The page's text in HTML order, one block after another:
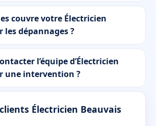
couvre votre Électricien
les dépannages ?
l’équipe d’Électricien
une intervention ?
Électricien Beauvais